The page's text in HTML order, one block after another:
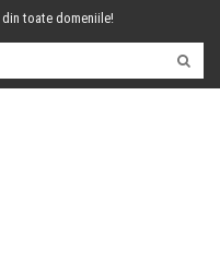
toate domeniile!